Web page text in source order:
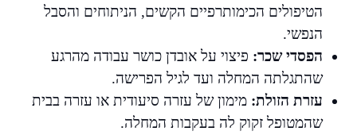
הטיפולים הכימותרפיים הקשים, הניתוחים והסבל
הנפשי.
הפסדי שכר: פיצוי על אובדן כושר עבודה מהרגע
שהתגלתה המחלה ועד לגיל הפרישה.
עזרת הזולת: מימון של עזרה סיעודית או עזרה בבית
שהמטופל זקוק לה בעקבות המחלה.